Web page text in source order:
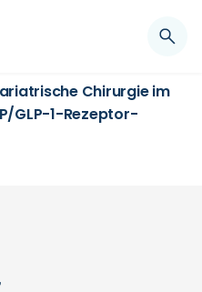
Chirurgie im
GLP-1-Rezeptor-